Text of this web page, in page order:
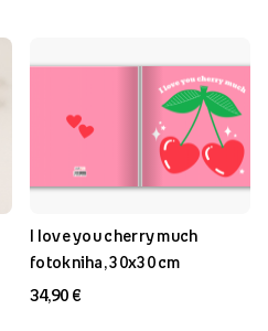
I love you cherry much
fotokniha, 30x30 cm
34,90 €